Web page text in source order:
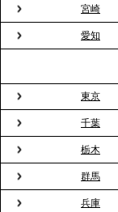
プレスリリ
粉レス」な
る、快適で新
2026.3.5
プレスリリ
用が前年比4
の新定番
2026.2.13
宮崎
愛知
東京
千葉
栃木
群馬
兵庫